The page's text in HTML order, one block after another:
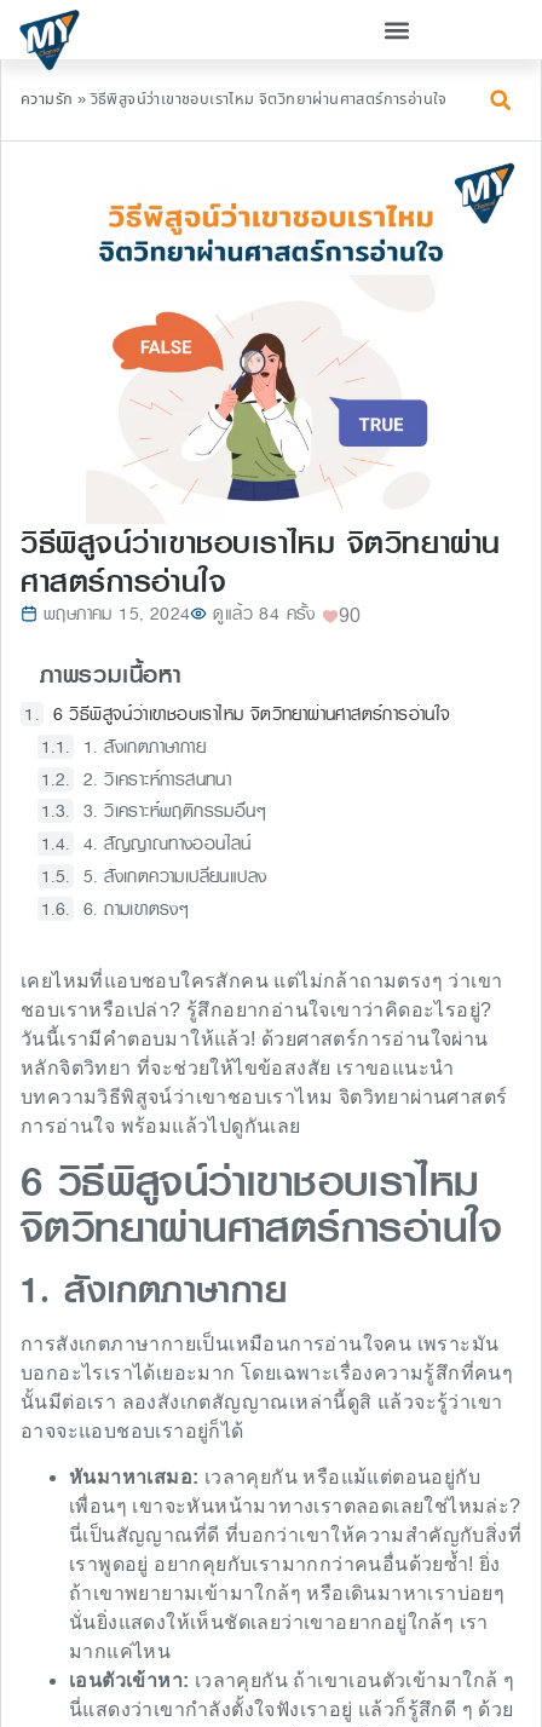
ความรัก »วิธีพิสูจน์ว่าเขาชอบเราไหม จิตวิทยาผ่านศาสตร์การอ่านใจ
วิธีพิสูจน์ว่าเขาชอบเราไหม จิตวิทยาผ่าน
ศาสตร์การอ่านใจ
พฤษภาคม 15, 2024 ดูแล้ว 84 ครั้ง 90
ภาพรวมเนื้อหา
6 วิธีพิสูจน์ว่าเขาชอบเราไหม จิตวิทยาผ่านศาสตร์การอ่านใจ
1. สังเกตภาษากาย
2. วิเคราะห์การสนทนา
3. วิเคราะห์พฤติกรรมอื่นๆ
4. สัญญาณทางออนไลน์
5. สังเกตความเปลี่ยนแปลง
6. ถามเขาตรงๆ
เคยไหมที่แอบชอบใครสักคน แต่ไม่กล้าถามตรงๆ ว่าเขา
ชอบเราหรือเปล่า? รู้สึกอยากอ่านใจเขาว่าคิดอะไรอยู่?
วันนี้เรามีคำตอบมาให้แล้ว! ด้วยศาสตร์การอ่านใจผ่าน
หลักจิตวิทยา ที่จะช่วยให้ไขข้อสงสัย เราขอแนะนำ
บทความวิธีพิสูจน์ว่าเขาชอบเราไหม จิตวิทยาผ่านศาสตร์
การอ่านใจ พร้อมแล้วไปดูกันเลย
6 วิธีพิสูจน์ว่าเขาชอบเราไหม
จิตวิทยาผ่านศาสตร์การอ่านใจ
1. สังเกตภาษากาย
การสังเกตภาษากายเป็นเหมือนการอ่านใจคน เพราะมัน
บอกอะไรเราได้เยอะมาก โดยเฉพาะเรื่องความรู้สึกที่คนๆ
นั้นมีต่อเรา ลองสังเกตสัญญาณเหล่านี้ดูสิ แล้วจะรู้ว่าเขา
อาจจะแอบชอบเราอยู่ก็ได้
หันมาหาเสมอ: เวลาคุยกัน หรือแม้แต่ตอนอยู่กับ
เพื่อนๆ เขาจะหันหน้ามาทางเราตลอดเลยใช่ไหมล่ะ?
นี่เป็นสัญญาณที่ดี ที่บอกว่าเขาให้ความสำคัญกับสิ่งที่
เราพูดอยู่ อยากคุยกับเรามากกว่าคนอื่นด้วยซ้ำ! ยิ่ง
ถ้าเขาพยายามเข้ามาใกล้ๆ หรือเดินมาหาเราบ่อยๆ
นั่นยิ่งแสดงให้เห็นชัดเลยว่าเขาอยากอยู่ใกล้ๆ เรา
มากแค่ไหน
เอนตัวเข้าหา: เวลาคุยกัน ถ้าเขาเอนตัวเข้ามาใกล้ ๆ
นี่แสดงว่าเขากำลังตั้งใจฟังเราอยู่ แล้วก็รู้สึกดี ๆ ด้วย